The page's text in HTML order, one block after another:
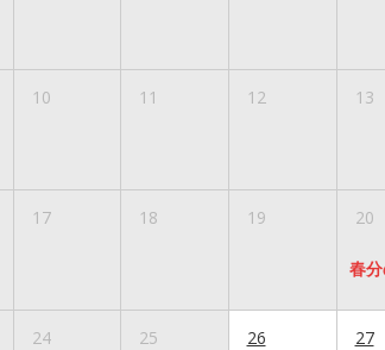
10 11 12 13
17 18 19 20
春
24 25 26 27